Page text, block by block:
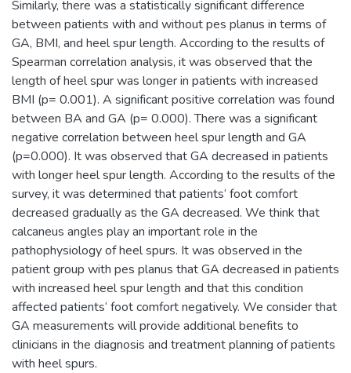
Similarly, there was a statistically significant difference
between patients with and without pes planus in terms of
GA, BMI, and heel spur length. According to the results of
Spearman correlation analysis, it was observed that the
length of heel spur was longer in patients with increased
BMI (p= 0.001). A significant positive correlation was found
between BA and GA (p= 0.000). There was a significant
negative correlation between heel spur length and GA
(p=0.000). It was observed that GA decreased in patients
with longer heel spur length. According to the results of the
survey, it was determined that patients‘ foot comfort
decreased gradually as the GA decreased. We think that
calcaneus angles play an important role in the
pathophysiology of heel spurs. It was observed in the
patient group with pes planus that GA decreased in patients
with increased heel spur length and that this condition
affected patients‘ foot comfort negatively. We consider that
GA measurements will provide additional benefits to
clinicians in the diagnosis and treatment planning of patients
with heel spurs.